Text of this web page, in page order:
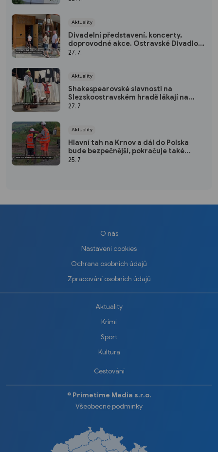
Aktuality
Divadelní představení, koncerty,
doprovodné akce. Ostravské Divadlo
loutek patří Pimprlétu
27. 7.
Aktuality
Shakespearovské slavnosti na
Slezskoostravském hradě lákají na
hvězdné obsazení i letní atmosféru
27. 7.
Aktuality
Hlavní tah na Krnov a dál do Polska
bude bezpečnější, pokračuje také
stavba jižního obchvatu Opavy
25. 7.
O nás
Nastavení cookies
Ochrana osobních údajů
Zpracování osobních údajů
Aktuality
Krimi
Sport
Kultura
Cestování
©️ Primetime Media s.r.o.
Všeobecné podmínky